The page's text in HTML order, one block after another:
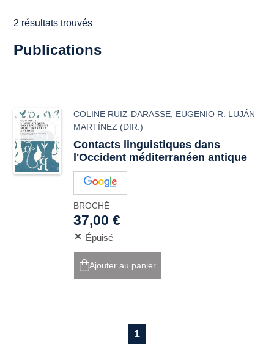
2 résultats trouvés
Publications
COLINE RUIZ-DARASSE EUGENIO R. LUJÁN
MARTÍNEZ (DIR.)
Contacts linguistiques dans
l'Occident méditerranéen antique
BROCHÉ
37,00 €
Épuisé
Ajouter au panier
1